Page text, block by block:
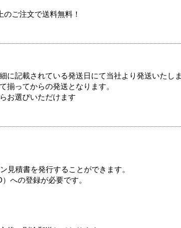
ご注文で送料無料！
に記載されている発送日にて当社より発送いたし
揃ってからの発送となります。
お選びいただけます
見積書を発行することができます。
への登録が必要です。